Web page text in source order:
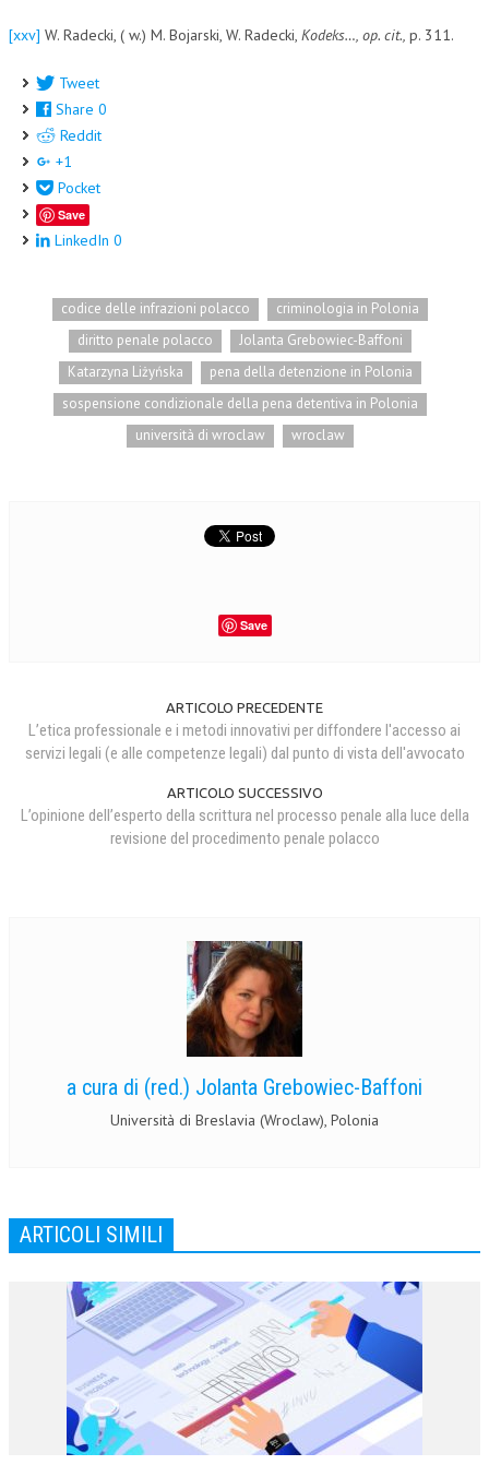
[xxv] W. Radecki, ( w.) M. Bojarski, W. Radecki, Kodeks…, op. cit., p. 311.
Tweet
Share 0
Reddit
+1
Pocket
Save
LinkedIn 0
codice delle infrazioni polacco
criminologia in Polonia
diritto penale polacco
Jolanta Grebowiec-Baffoni
Katarzyna Liżyńska
pena della detenzione in Polonia
sospensione condizionale della pena detentiva in Polonia
università di wroclaw
wroclaw
Save
ARTICOLO PRECEDENTE
L’etica professionale e i metodi innovativi per diffondere l'accesso ai
servizi legali (e alle competenze legali) dal punto di vista dell'avvocato
ARTICOLO SUCCESSIVO
L’opinione dell’esperto della scrittura nel processo penale alla luce della
revisione del procedimento penale polacco
a cura di (red.) Jolanta Grebowiec-Baffoni
Università di Breslavia (Wroclaw), Polonia
ARTICOLI SIMILI